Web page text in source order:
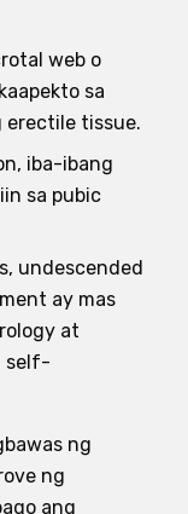
web o
sa
erectile tissue.
iba-ibang
sa pubic
undescended
ay mas
at
self-
ng
ng
ang